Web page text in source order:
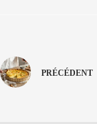
PRÉCÉDENT